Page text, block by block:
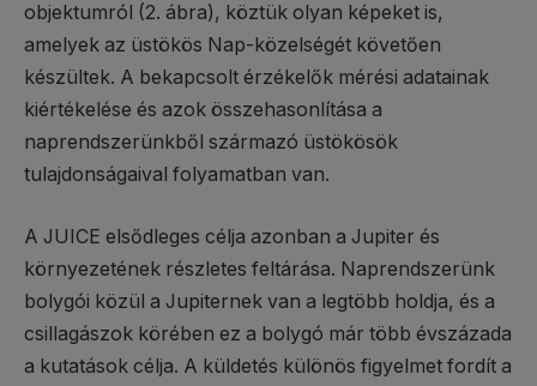
objektumról (2. ábra), köztük olyan képeket is,
amelyek az üstökös Nap-közelségét követően
készültek. A bekapcsolt érzékelők mérési adatainak
kiértékelése és azok összehasonlítása a
naprendszerünkből származó üstökösök
tulajdonságaival folyamatban van.
A JUICE elsődleges célja azonban a Jupiter és
környezetének részletes feltárása. Naprendszerünk
bolygói közül a Jupiternek van a legtöbb holdja, és a
csillagászok körében ez a bolygó már több évszázada
a kutatások célja. A küldetés különös figyelmet fordít a